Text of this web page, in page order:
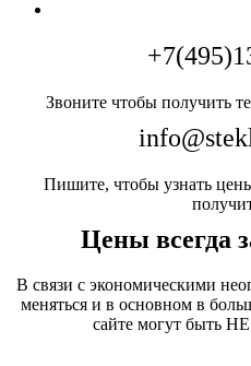
Звоните чтобы получить
Пишите, чтобы узнать
Цены всегда
В связи с экономическими
меняться и в основном в
сайте могут